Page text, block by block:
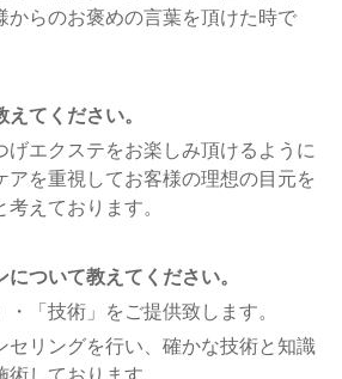
からのお褒めの言葉を頂けた時で
てください。
げエクステをお楽しみ頂けるように
アを重視してお客様の理想の目元を
えております。
ついて教えてください。
「技術」をご提供致します。
セリングを行い、確かな技術と知識
しております。